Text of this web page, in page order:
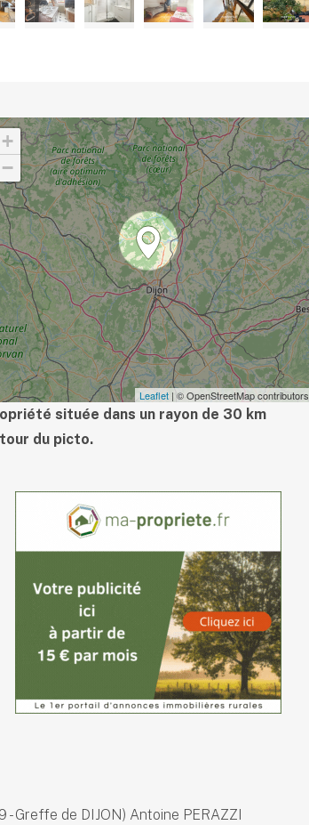
+
−
Leaflet | © OpenStreetMap contributors
située dans un rayon de 30 km
du picto.
- Greffe de DIJON) Antoine PERAZZI